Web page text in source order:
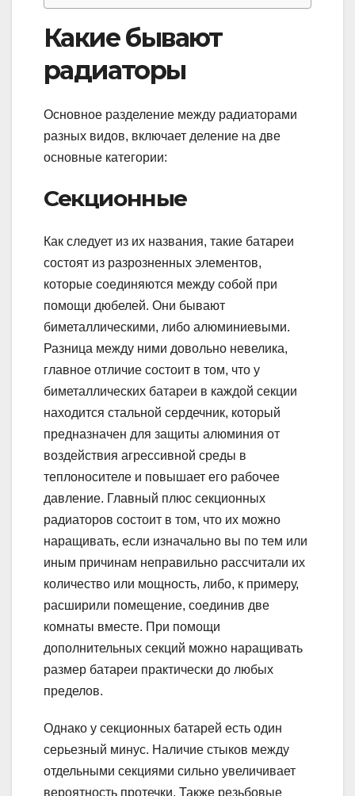
Какие бывают
радиаторы
Основное разделение между радиаторами
разных видов, включает деление на две
основные категории:
Секционные
Как следует из их названия, такие батареи
состоят из разрозненных элементов,
которые соединяются между собой при
помощи дюбелей. Они бывают
биметаллическими, либо алюминиевыми.
Разница между ними довольно невелика,
главное отличие состоит в том, что у
биметаллических батареи в каждой секции
находится стальной сердечник, который
предназначен для защиты алюминия от
воздействия агрессивной среды в
теплоносителе и повышает его рабочее
давление. Главный плюс секционных
радиаторов состоит в том, что их можно
наращивать, если изначально вы по тем или
иным причинам неправильно рассчитали их
количество или мощность, либо, к примеру,
расширили помещение, соединив две
комнаты вместе. При помощи
дополнительных секций можно наращивать
размер батареи практически до любых
пределов.
Однако у секционных батарей есть один
серьезный минус. Наличие стыков между
отдельными секциями сильно увеличивает
вероятность протечки. Также резьбовые